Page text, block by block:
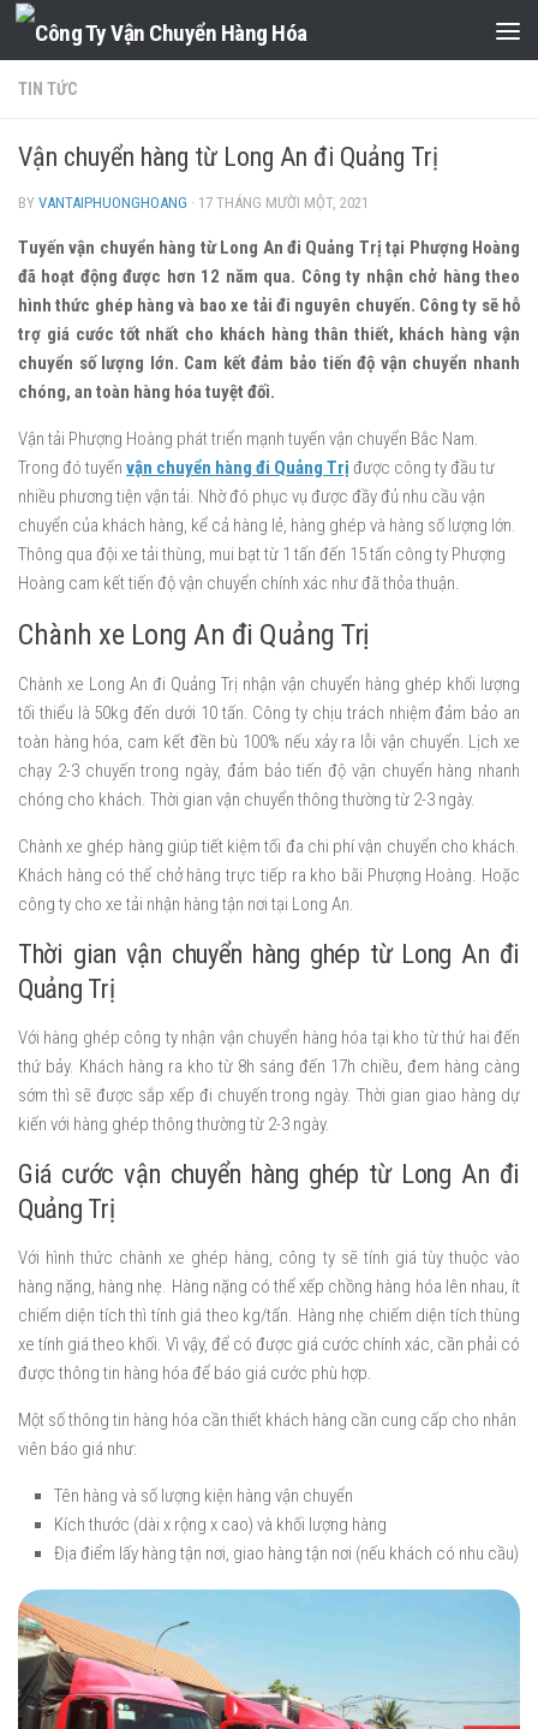
Skip to content
TIN TỨC
Vận chuyển hàng từ Long An đi Quảng Trị
BY VANTAIPHUONGHOANG · 17 THÁNG MƯỜI MỘT, 2021
Tuyến vận chuyển hàng từ Long An đi Quảng Trị tại Phượng Hoàng
đã hoạt động được hơn 12 năm qua. Công ty nhận chở hàng theo
hình thức ghép hàng và bao xe tải đi nguyên chuyến. Công ty sẽ hỗ
trợ giá cước tốt nhất cho khách hàng thân thiết, khách hàng vận
chuyển số lượng lớn. Cam kết đảm bảo tiến độ vận chuyển nhanh
chóng, an toàn hàng hóa tuyệt đối.
Vận tải Phượng Hoàng phát triển mạnh tuyến vận chuyển Bắc Nam.
Trong đó tuyến vận chuyển hàng đi Quảng Trị được công ty đầu tư
nhiều phương tiện vận tải. Nhờ đó phục vụ được đầy đủ nhu cầu vận
chuyển của khách hàng, kể cả hàng lẻ, hàng ghép và hàng số lượng lớn.
Thông qua đội xe tải thùng, mui bạt từ 1 tấn đến 15 tấn công ty Phượng
Hoàng cam kết tiến độ vận chuyển chính xác như đã thỏa thuận.
Chành xe Long An đi Quảng Trị
Chành xe Long An đi Quảng Trị nhận vận chuyển hàng ghép khối lượng
tối thiểu là 50kg đến dưới 10 tấn. Công ty chịu trách nhiệm đảm bảo an
toàn hàng hóa, cam kết đền bù 100% nếu xảy ra lỗi vận chuyển. Lịch xe
chạy 2-3 chuyến trong ngày, đảm bảo tiến độ vận chuyển hàng nhanh
chóng cho khách. Thời gian vận chuyển thông thường từ 2-3 ngày.
Chành xe ghép hàng giúp tiết kiệm tối đa chi phí vận chuyển cho khách.
Khách hàng có thể chở hàng trực tiếp ra kho bãi Phượng Hoàng. Hoặc
công ty cho xe tải nhận hàng tận nơi tại Long An.
Thời gian vận chuyển hàng ghép từ Long An đi
Quảng Trị
Với hàng ghép công ty nhận vận chuyển hàng hóa tại kho từ thứ hai đến
thứ bảy. Khách hàng ra kho từ 8h sáng đến 17h chiều, đem hàng càng
sớm thì sẽ được sắp xếp đi chuyến trong ngày. Thời gian giao hàng dự
kiến với hàng ghép thông thường từ 2-3 ngày.
Giá cước vận chuyển hàng ghép từ Long An đi
Quảng Trị
Với hình thức chành xe ghép hàng, công ty sẽ tính giá tùy thuộc vào
hàng nặng, hàng nhẹ. Hàng nặng có thể xếp chồng hàng hóa lên nhau, ít
chiếm diện tích thì tính giá theo kg/tấn. Hàng nhẹ chiếm diện tích thùng
xe tính giá theo khối. Vì vậy, để có được giá cước chính xác, cần phải có
được thông tin hàng hóa để báo giá cước phù hợp.
Một số thông tin hàng hóa cần thiết khách hàng cần cung cấp cho nhân
viên báo giá như:
Tên hàng và số lượng kiện hàng vận chuyển
Kích thước (dài x rộng x cao) và khối lượng hàng
Địa điểm lấy hàng tận nơi, giao hàng tận nơi (nếu khách có nhu cầu)